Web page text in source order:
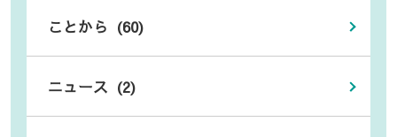
ことから (60)
ニュース (2)